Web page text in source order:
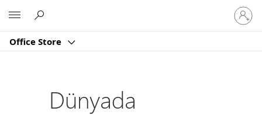
Office Store
oturum
açın
Dünyada